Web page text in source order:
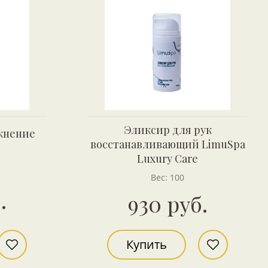
Эликсир для рук
восстанавливающий LimuSpa
Luxury Care
Вес: 100
930 руб.
Купить